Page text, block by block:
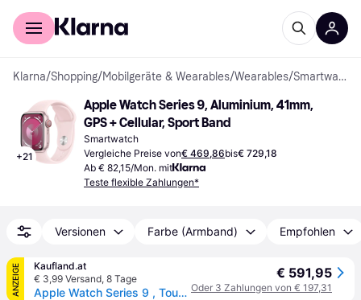
Für Shopper
Klarna/Shopping/Mobilgeräte & Wearables/Wearables/ Smartwatches
+21
Apple Watch Series 9, Aluminium, 41mm,
GPS + Cellular, Sport Band
Smartwatch
Vergleiche Preise von€ 469,86bis€ 729,18
Ab € 82,15/Mon. mit
Teste flexible Zahlungen*
Versionen Farbe (Armband) Empfohlen
ANZEIGE
Kaufland.at
€ 3,99 Versand, 8 Tage
Apple Watch Series 9 , Touchscreen, 64 GB, WLAN, GPS, 32,1 g
€ 591,95
Oder 3 Zahlungen von € 197,31